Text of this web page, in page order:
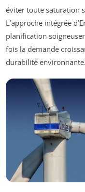
éviter toute saturation
L’approche intégrée
planification
fois la demande
durabilité environnante.